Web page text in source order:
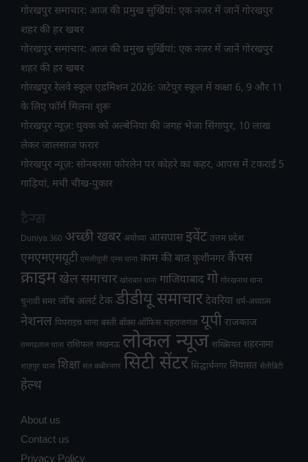
गोरखपुर समाचार: आज की प्रमुख सुर्खियां: एक नजर में जानें गोरखपुर
शहर की हर खबर
गोरखपुर समाचार: आज की प्रमुख सुर्खियां: एक नजर में जानें गोरखपुर
शहर की हर खबर
गोरखपुर रेलवे स्कूल एडमिशन 2026: जटेपुर स्कूल में कक्षा 6, 9 और 11
के लिए फॉर्म मिलना शुरू
गोरखपुर न्यूज़: युवक को अल्बेनिया की जगह भेजा सिंगापुर, 10 लाख
लेकर जालसाज फरार
गोरखपुर न्यूज़: सोनबरसा फोरलेन पर कोहरे का कहर, आपस में टकराईं 5
गाड़ियां, मची चीख-पुकार
Duniya 360 अच्छी खबर अयोध्या आसपास इवेंट उत्तम प्रदेश
एमएमएमयूटी एमजीयूजी एम्स थाना काम की बात कुशीनगर कैंपस
क्राइमखेल समाचार खोराबार थाना गाजियाबादगो गोरखनाथ थाना
चुनावी समर जॉब अलर्ट टेक डीडीयू समाचार देवरिया धर्म-अध्यात्म
नेशनल पिपराइच थाना बस्ती बॉक्स ऑफिस महराजगंज यूपी राजकाज
रामगढ़ताल थाना राशिफल लखनऊ लोकल न्यूज शख्सियत शहरनामा
शाहपुर थाना शिक्षा संत कबीरनगर सिटी सेंटर सिद्धार्थनगर सियासत सेलीब्रिटी
हेल्थ
About us
Contact us